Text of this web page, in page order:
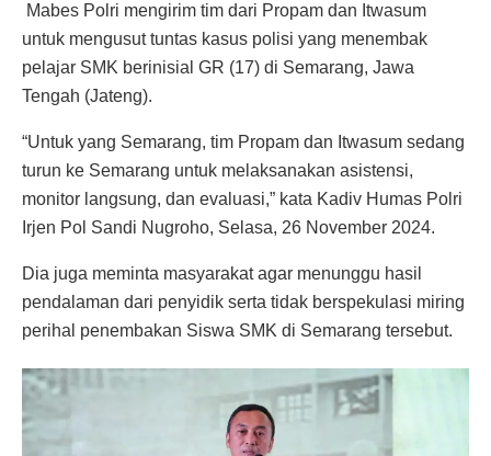
Mabes Polri mengirim tim dari Propam dan Itwasum
untuk mengusut tuntas kasus polisi yang menembak
pelajar SMK berinisial GR (17) di Semarang, Jawa
Tengah (Jateng).
“Untuk yang Semarang, tim Propam dan Itwasum sedang
turun ke Semarang untuk melaksanakan asistensi,
monitor langsung, dan evaluasi,” kata Kadiv Humas Polri
Irjen Pol Sandi Nugroho, Selasa, 26 November 2024.
Dia juga meminta masyarakat agar menunggu hasil
pendalaman dari penyidik serta tidak berspekulasi miring
perihal penembakan Siswa SMK di Semarang tersebut.